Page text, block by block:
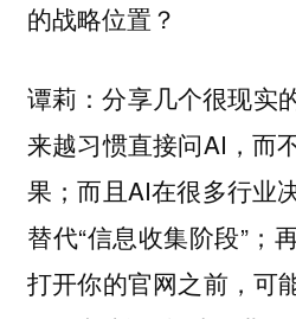
的战略位置？
谭莉：分享几个很现实
来越习惯直接问AI，而
果；而且AI在很多行业
替代“信息收集阶段”；
打开你的官网之前，可